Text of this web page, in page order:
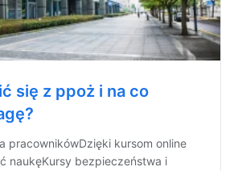
się z ppoż i na co
pracownikówDzięki kursom online
naukęKursy bezpieczeństwa i